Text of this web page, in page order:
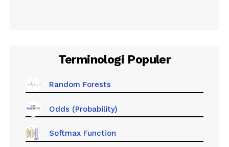
Terminologi Populer
Random Forests
Odds (Probability)
Softmax Function